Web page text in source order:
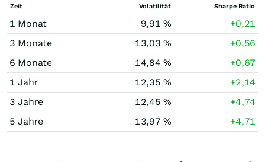
Zeit Volatilität Sharpe Ratio
1 Monat 9,91 %
+0,21
3 Monate
13,03 %
+0,56
6 Monate
14,84 %
+0,67
1 Jahr
12,35 %
+2,14
3 Jahre
12,45 %
+4,74
5 Jahre
13,97 % +4,71